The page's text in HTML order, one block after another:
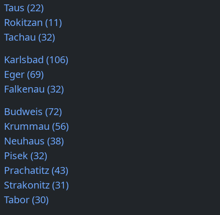
Taus (22)
Rokitzan (11)
Tachau (32)
Karlsbad (106)
Eger (69)
Falkenau (32)
Budweis (72)
Krummau (56)
Neuhaus (38)
Pisek (32)
Prachatitz (43)
Strakonitz (31)
Tabor (30)